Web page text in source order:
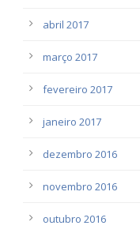
abril 2017
março 2017
fevereiro 2017
janeiro 2017
dezembro 2016
novembro 2016
outubro 2016